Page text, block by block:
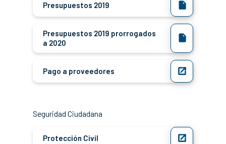
Presupuestos 2019
Presupuestos 2019 prorrogados
a 2020
Pago a proveedores
Seguridad Ciudadana
Protección Civil